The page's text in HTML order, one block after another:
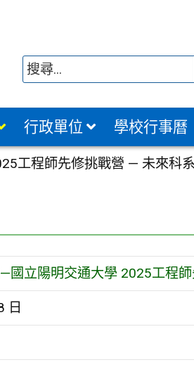
行政單位 學校行事曆
工程師先修挑戰營 — 未來科
國立陽明交通大學 2025工程
日